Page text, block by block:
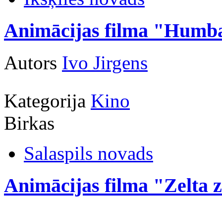
Animācijas filma
Autors Ivo Jirgens
Kategorija Kino
Birkas
Salaspils novads
Animācijas filma "Zelta